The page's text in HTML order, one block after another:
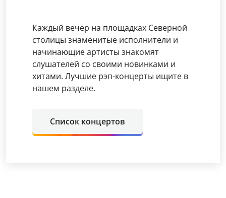
Каждый вечер на площадках Северной
столицы знаменитые исполнители и
начинающие артисты знакомят
слушателей со своими новинками и
хитами. Лучшие рэп-концерты ищите в
нашем разделе.
Список концертов